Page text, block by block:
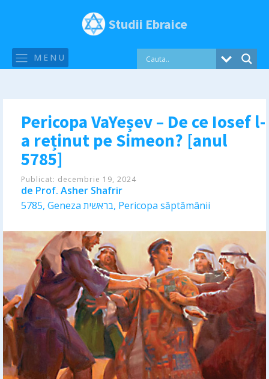
Studii Ebraice
MENU
Pericopa VaYeșev – De ce Iosef l-
a reținut pe Simeon? [anul
5785]
Publicat: decembrie 19, 2024
de Prof. Asher Shafrir
5785, Geneza בראשית, Pericopa săptămânii